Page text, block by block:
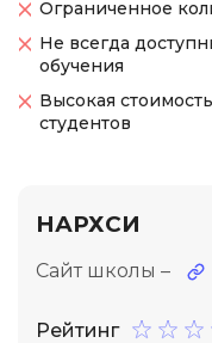
Ограниченное
Не всегда
обучения
Высокая
студентов
НАРХСИ
Сайт школы –
Рейтинг